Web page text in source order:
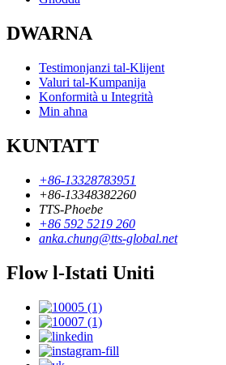
DWARNA
Testimonjanzi tal-Klijent
Valuri tal-Kumpanija
Konformità u Integrità
Min aħna
KUNTATT
+86-13328783951
+86-13348382260
TTS-Phoebe
+86 592 5219 260
anka.chung@tts-global.net
Flow l-Istati Uniti